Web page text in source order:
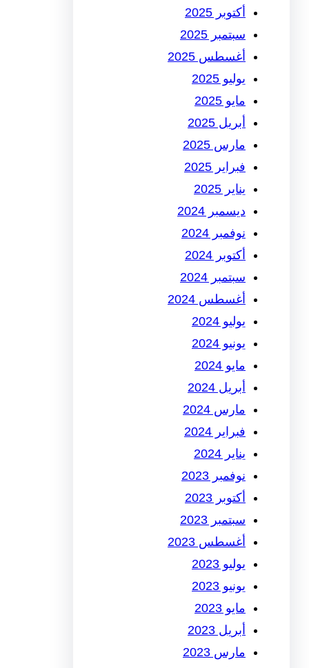
أكتوبر 2025
سبتمبر 2025
أغسطس 2025
يوليو 2025
مايو 2025
أبريل 2025
مارس 2025
فبراير 2025
يناير 2025
ديسمبر 2024
نوفمبر 2024
أكتوبر 2024
سبتمبر 2024
أغسطس 2024
يوليو 2024
يونيو 2024
مايو 2024
أبريل 2024
مارس 2024
فبراير 2024
يناير 2024
نوفمبر 2023
أكتوبر 2023
سبتمبر 2023
أغسطس 2023
يوليو 2023
يونيو 2023
مايو 2023
أبريل 2023
مارس 2023